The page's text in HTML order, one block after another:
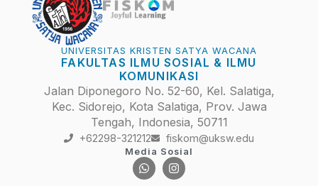
UNIVERSITAS KRISTEN SATYA WACANA
FAKULTAS ILMU SOSIAL & ILMU
KOMUNIKASI
Jalan Diponegoro No. 52-60, Kel. Salatiga,
Kec. Sidorejo, Kota Salatiga, Prov. Jawa
Tengah, Indonesia, 50711
+62298-321212 fiskom@uksw.edu
Media Sosial